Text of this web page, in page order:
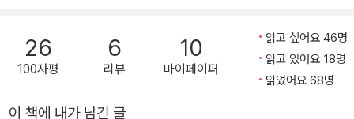
티티의 미분화를 의미하기도 한다. 작가는 자신이 사랑했던 한 살 반
밖에 차이가 나지 않는 오빠를 클라우스로, 작가 자신을 루카스로 등
장시켰다고 한다. 주인공인 쌍둥이 형제인 ‘우리’는 전쟁 통에 卍자로
상징되는 점령자들과, 그리고 다음에는 낫과 망치로 상징되는 해방군
26
100자평
6
리뷰
10
마이페이퍼
읽고 싶어요 46명
읽고 있어요 18명
읽었어요 68명
이 책에 내가 남긴 글